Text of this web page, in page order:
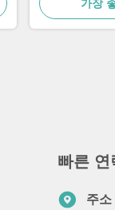
가장
빠른 연
주소